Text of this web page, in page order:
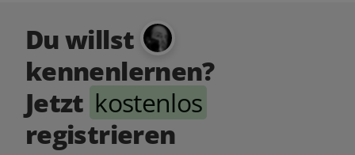
Du willst
kennenlernen?
Jetzt kostenlos
registrieren